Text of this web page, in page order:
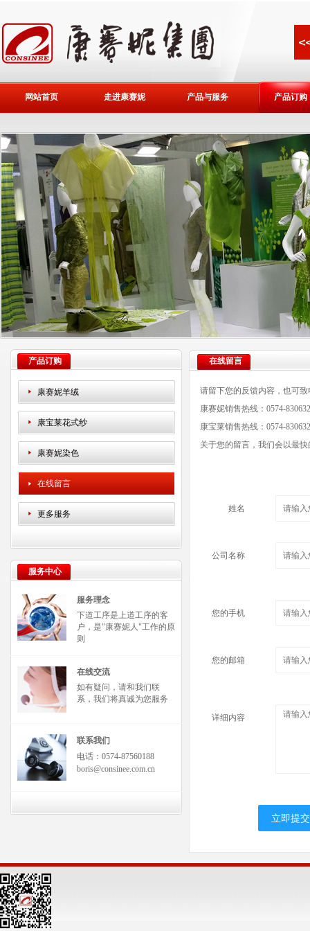
网站首页 走进康赛妮 产品与服务 产品订购
产品订购
康赛妮羊绒
康宝莱花式纱
康赛妮染色
在线留言
更多服务
服务中心
服务理念
下道工序是上道工序的客
户，是"康赛妮人"工作的原
则
在线交流
如有疑问，请和我们联
系，我们将真诚为您服务
联系我们
电话：0574-87560188
boris@consinee.com.cn
在线留言
请留下您的反馈内容，也可
康赛妮销售热线：0574-
康宝莱销售热线：0574-
关于您的留言，我们会以最
姓名
公司名称
您的手机
您的邮箱
详细内容
立即提交